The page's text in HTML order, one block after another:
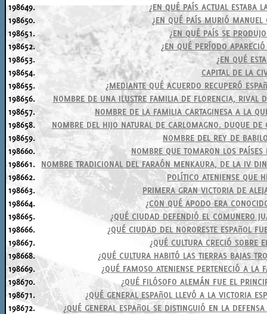
198649.
¿EN QUÉ PAÍS ACTUAL ESTABA
198650.
¿EN QUÉ PAÍS MURIÓ MANUEL
198651.
¿EN QUÉ PAÍS SE
198652.
¿EN QUÉ PERÍODO
198653.
¿EN QUÉ
198654.
CAPITAL DE LA
198655.
¿MEDIANTE QUÉ ACUERDO RECUPERÓ
198656.
NOMBRE DE UNA ILUSTRE FAMILIA DE FLORENCIA, RIVAL
198657.
NOMBRE DE LA FAMILIA CARTAGINESA A LA
198658.
NOMBRE DEL HIJO NATURAL DE CARLOMAGNO. DUQUE
198659.
NOMBRE DEL REY DE
198660.
NOMBRE QUE TOMARON LOS
198661.
NOMBRE TRADICIONAL DEL FARAÓN MENKAURA, DE LA IV
198662.
POLÍTICO ATENIENSE QUE
198663.
PRIMERA GRAN VICTORIA DE
198664.
¿CON QUÉ APODO ERA
198665.
¿QUÉ CIUDAD DEFENDIÓ EL COMUNERO
198666.
¿QUÉ CIUDAD DEL NORORESTE ESPAñOL
198667.
¿QUÉ CULTURA CRECIÓ SOBRE
198668.
¿QUÉ CULTURA HABITÓ LAS TIERRAS BAJAS
198669.
¿QUÉ FAMOSO ATENIENSE PERTENECIÓ A
198670.
¿QUÉ FILÓSOFO ALEMÁN FUE EL
198671.
¿QUÉ GENERAL ESPAñOL LLEVÓ A LA VICTORIA
198672.
¿QUÉ GENERAL ESPAñOL SE DISTINGUIÓ EN LA